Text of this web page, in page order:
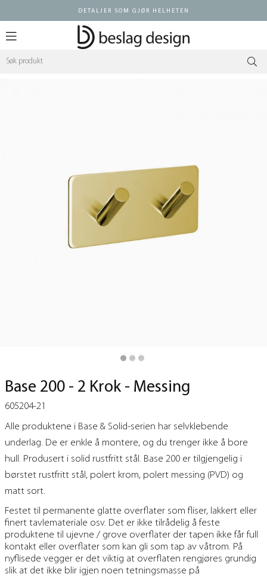
DETALJER SOM GJØR HELHETEN
Base 200 - 2 Krok - Messing
605204-21
Alle produktene i Base & Solid-serien har selvklebende
underlag. De er enkle å montere, og du trenger ikke å bore
hull. Produsert i solid rustfritt stål. Base 200 er tilgjengelig i
børstet rustfritt stål, polert krom, polert messing (PVD) og
matt sort.
Festet til permanente glatte overflater som fliser, lakkert eller
finert tavlemateriale osv. Det er ikke tilrådelig å feste
produktene til ujevne / grove overflater der tapen ikke får full
kontakt eller overflater som kan gli som tap av våtrom. På
nyflisede vegger er det viktig at overflaten rengjøres grundig
slik at det ikke blir igjen noen tetningsmasse på